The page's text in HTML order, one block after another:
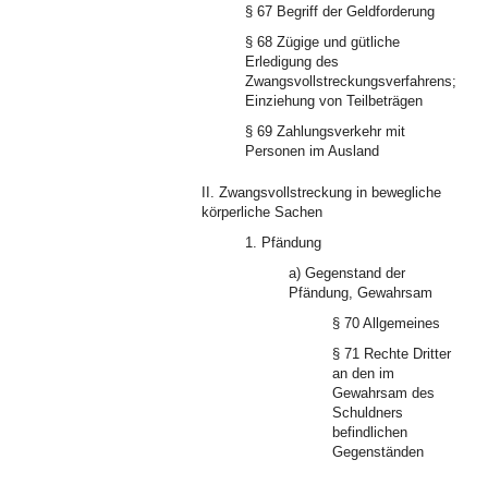
§ 67 Begriff der Geldforderung
§ 68 Zügige und gütliche
Erledigung des
Zwangsvollstreckungsverfahrens;
Einziehung von Teilbeträgen
§ 69 Zahlungsverkehr mit
Personen im Ausland
II. Zwangsvollstreckung in bewegliche
körperliche Sachen
1. Pfändung
a) Gegenstand der
Pfändung, Gewahrsam
§ 70 Allgemeines
§ 71 Rechte Dritter
an den im
Gewahrsam des
Schuldners
befindlichen
Gegenständen